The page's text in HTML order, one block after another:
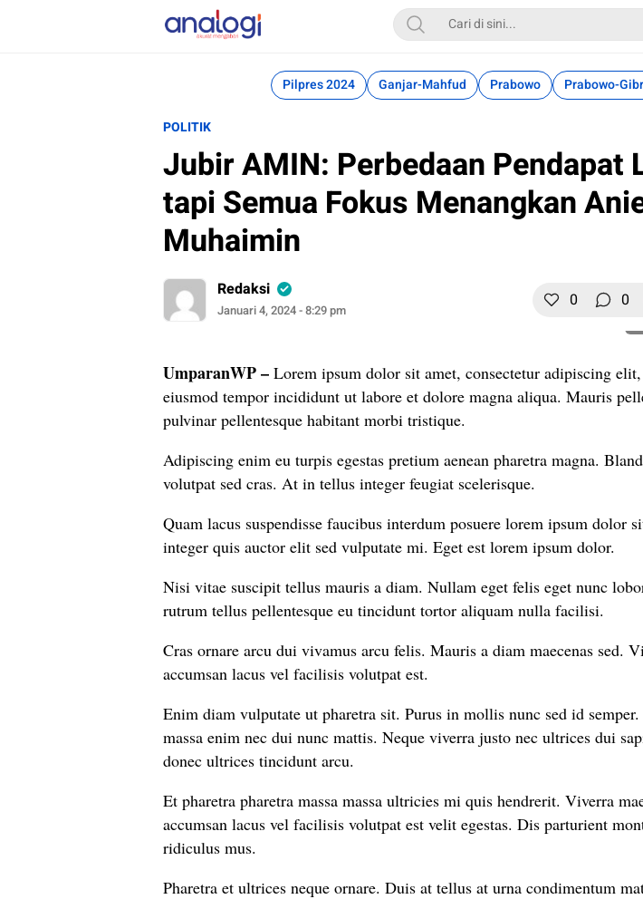
Analogi
Akurat Mengabari
Pilpres 2024 Ganjar-Mahfud Prabowo Prabowo-
POLITIK
Jubir AMIN: Perbedaan Pendapat
tapi Semua Fokus Menangkan
Muhaimin
Redaksi
Januari 4, 2024 - 8:29 pm 0 0
UmparanWP– Lorem ipsum dolor sit amet, consectetur adipiscing
eiusmod tempor incididunt ut labore et dolore magna aliqua. Mauris
pulvinar pellentesque habitant morbi tristique.
Adipiscing enim eu turpis egestas pretium aenean pharetra magna.
volutpat sed cras. At in tellus integer feugiat scelerisque.
Quam lacus suspendisse faucibus interdum posuere lorem ipsum dolor
integer quis auctor elit sed vulputate mi. Eget est lorem ipsum dolor.
Nisi vitae suscipit tellus mauris a diam. Nullam eget felis eget nunc
rutrum tellus pellentesque eu tincidunt tortor aliquam nulla facilisi.
Cras ornare arcu dui vivamus arcu felis. Mauris a diam maecenas sed.
accumsan lacus vel facilisis volutpat est.
Enim diam vulputate ut pharetra sit. Purus in mollis nunc sed id
massa enim nec dui nunc mattis. Neque viverra justo nec ultrices dui
donec ultrices tincidunt arcu.
Et pharetra pharetra massa massa ultricies mi quis hendrerit. Viverra
accumsan lacus vel facilisis volutpat est velit egestas. Dis parturient
ridiculus mus.
Pharetra et ultrices neque ornare. Duis at tellus at urna condimentum